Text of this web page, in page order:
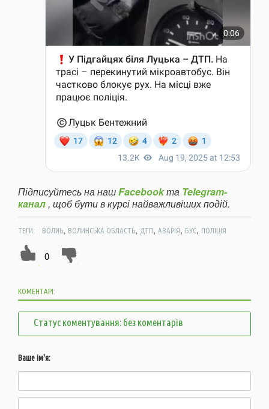
Підписуйтесь на нашFacebookта Telegram-
канал, щоб бути в курсі найважливіших подій.
ТЕГИ: ВОЛИЬ, ВОЛИНСЬКА ОБЛАСТЬ, ДТП, АВАРІЯ, БУС, ПОЛІЦІЯ
0
КОМЕНТАРІ:
Статус коментування: без коментарів
Ваше ім'я: